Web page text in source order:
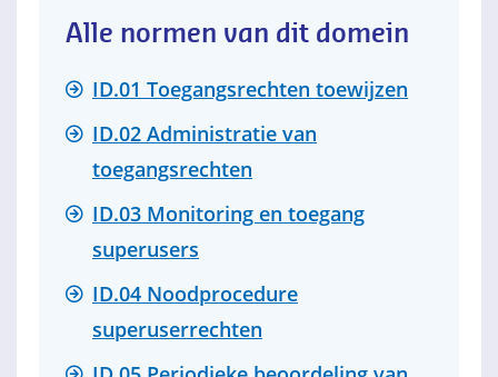
Alle normen van dit domein
ID.01 Toegangsrechten toewijzen
ID.02 Administratie van
toegangsrechten
ID.03 Monitoring en toegang
superusers
ID.04 Noodprocedure
superuserrechten